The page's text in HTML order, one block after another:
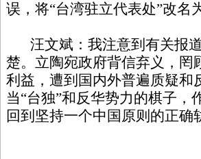
误，将“台湾驻立代表处”改名
汪文斌：我注意到有关报道
楚。立陶宛政府背信弃义，罔
利益，遭到国内外普遍质疑和
当“台独”和反华势力的棋子
回到坚持一个中国原则的正确